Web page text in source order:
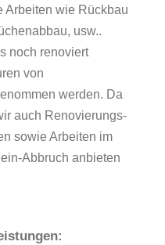
Arbeiten wie Rückbau
usw..
noch renoviert
von
werden. Da
auch Renovierungs-
sowie Arbeiten im
Abbruch anbieten